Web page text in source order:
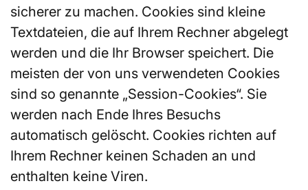
sicherer zu machen. Cookies sind kleine
Textdateien, die auf Ihrem Rechner abgelegt
werden und die Ihr Browser speichert. Die
meisten der von uns verwendeten Cookies
sind so genannte „Session-Cookies“. Sie
werden nach Ende Ihres Besuchs
automatisch gelöscht. Cookies richten auf
Ihrem Rechner keinen Schaden an und
enthalten keine Viren.